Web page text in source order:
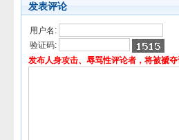
发表评论
用户名:
验证码:
发布人身攻击、辱骂性评论者，将被褫夺